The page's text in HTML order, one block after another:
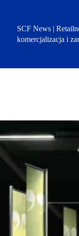
SCF News |
komercjalizacja i